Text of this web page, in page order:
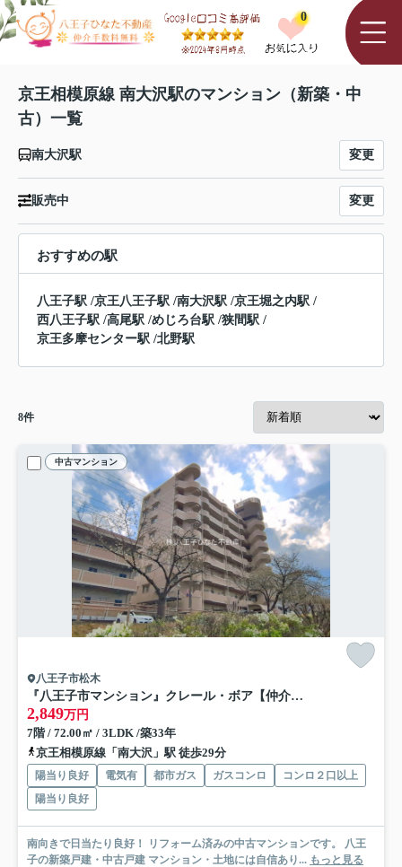
0
京王相模原線 南大沢駅のマンション（新築・中
古）一覧
南大沢駅 変更
販売中 変更
おすすめの駅
八王子駅 /京王八王子駅 /南大沢駅 /京王堀之内駅 /
西八王子駅 /高尾駅 /めじろ台駅 /狭間駅 /
京王多摩センター駅 /北野駅
8件
中古マンション
八王子市松木
『八王子市マンション』クレール・ボア【仲介手数料無料】 八王子市松木3-8
2,849万円
7階 / 72.00㎡ / 3LDK /築33年
京王相模原線「南大沢」駅 徒歩29分
陽当り良好 電気有 都市ガス ガスコンロ
コンロ２口以上
陽当り良好
南向きで日当たり良好！ リフォーム済みの中古マンションです。 八王
子の新築戸建・中古戸建 マンション・土地には自信あり... もっと見る